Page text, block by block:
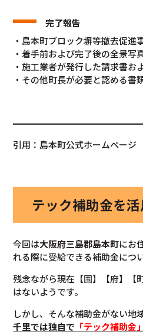
完了報告
・島本町ブロック塀等撤去促進
・着手前および完了後の全景写
・施工業者が発行した請求書お
・その他町長が必要と認める書
引用：島本町公式ホームページ
テック補助金を活
今回は大阪府三島郡島本町にお
れる際に受給できる補助金につ
残念ながら現在【国】【府】【
はないようです。
しかし、そんな補助金がない地
千里では独自で 「テック補助金」